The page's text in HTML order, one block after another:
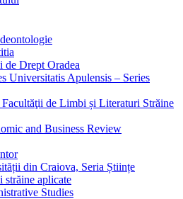
de Drept Oradea
Universitatis Apulensis – Series
de Limbi și Literaturi Străine
and Business Review
din Craiova, Seria Științe
aplicate
Studies